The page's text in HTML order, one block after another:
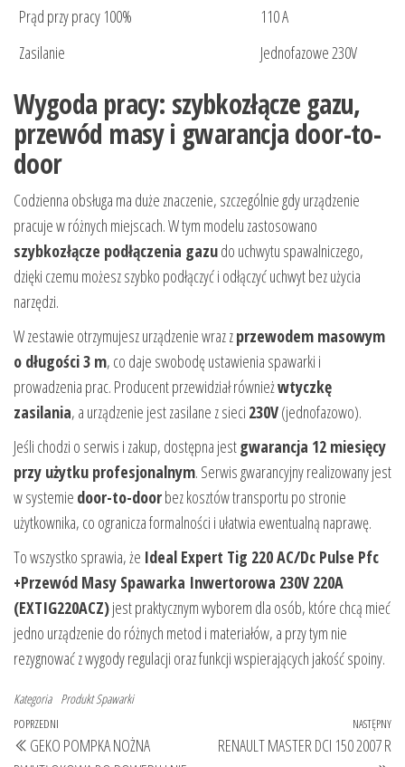
Prąd przy pracy 100%
110 A
Zasilanie
Jednofazowe 230V
Wygoda pracy: szybkozłącze gazu,
przewód masy i gwarancja door-to-
door
Codzienna obsługa ma duże znaczenie, szczególnie gdy urządzenie
pracuje w różnych miejscach. W tym modelu zastosowano
szybkozłącze podłączenia gazudo uchwytu spawalniczego,
dzięki czemu możesz szybko podłączyć i odłączyć uchwyt bez użycia
narzędzi.
W zestawie otrzymujesz urządzenie wraz zprzewodem masowym
o długości 3 m, co daje swobodę ustawienia spawarki i
prowadzenia prac. Producent przewidział równieżwtyczkę
zasilania, a urządzenie jest zasilane z sieci 230V(jednofazowo).
Jeśli chodzi o serwis i zakup, dostępna jestgwarancja 12 miesięcy
przy użytku profesjonalnym. Serwis gwarancyjny realizowany jest
w systemie door-to-doorbez kosztów transportu po stronie
użytkownika, co ogranicza formalności i ułatwia ewentualną naprawę.
To wszystko sprawia, że Ideal Expert Tig 220 AC/Dc Pulse Pfc
+Przewód Masy Spawarka Inwertorowa 230V 220A
(EXTIG220ACZ)jest praktycznym wyborem dla osób, które chcą mieć
jedno urządzenie do różnych metod i materiałów, a przy tym nie
rezygnować z wygody regulacji oraz funkcji wspierających jakość spoiny.
Kategoria ProduktSpawarki
Nawigacja
wpisu
Poprzedni
wpis
POPRZEDNI
GEKO POMPKA NOŻNA
NASTĘPNY
RENAULT MASTER DCI 150 2007 R